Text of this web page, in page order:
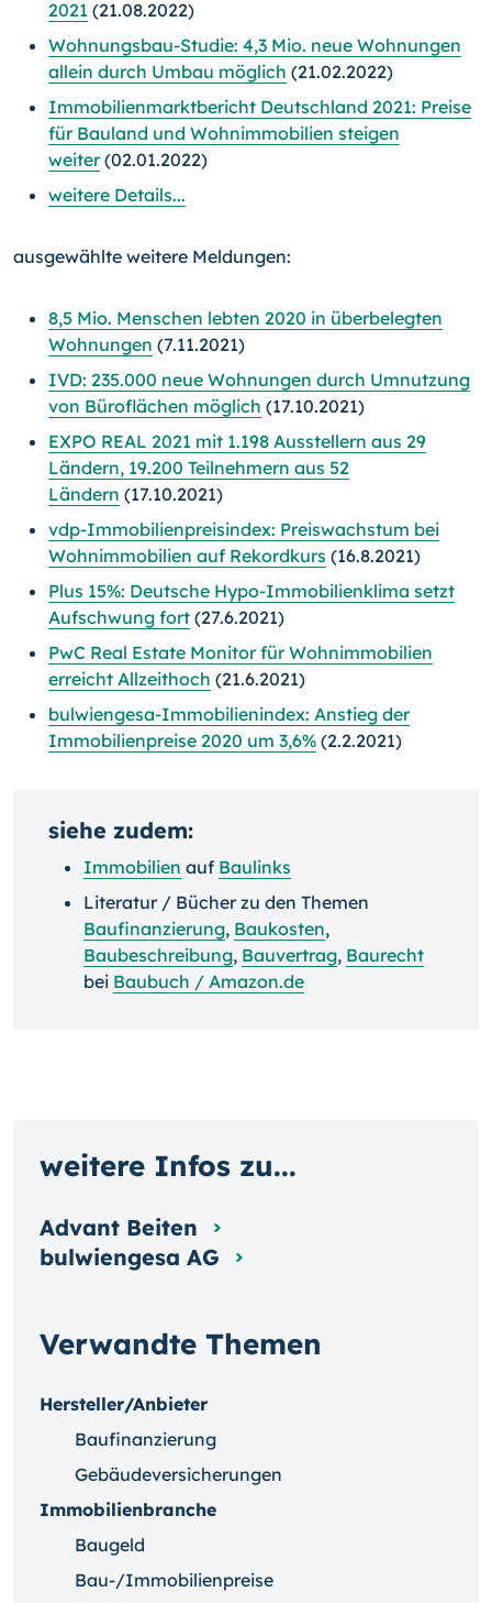
2021 (21.08.2022)
Wohnungsbau-Studie: 4,3 Mio. neue Wohnungen
allein durch Umbau möglich (21.02.2022)
Immobilienmarktbericht Deutschland 2021: Preise
für Bauland und Wohnimmobilien steigen
weiter(02.01.2022)
weitere Details...
ausgewählte weitere Meldungen:
8,5 Mio. Menschen lebten 2020 in überbelegten
Wohnungen (7.11.2021)
IVD: 235.000 neue Wohnungen durch Umnutzung
von Büroflächen möglich (17.10.2021)
EXPO REAL 2021 mit 1.198 Ausstellern aus 29
Ländern, 19.200 Teilnehmern aus 52
Ländern (17.10.2021)
vdp-Immobilienpreisindex: Preiswachstum bei
Wohnimmobilien auf Rekordkurs (16.8.2021)
Plus 15%: Deutsche Hypo-Immobilienklima setzt
Aufschwung fort (27.6.2021)
PwC Real Estate Monitor für Wohnimmobilien
erreicht Allzeithoch (21.6.2021)
bulwiengesa-Immobilienindex: Anstieg der
Immobilienpreise 2020 um 3,6% (2.2.2021)
siehe zudem:
Immobilien auf Baulinks
Literatur / Bücher zu den Themen
Baufinanzierung, Baukosten,
Baubeschreibung, Bauvertrag, Baurecht
bei Baubuch / Amazon.de
Verwandte Themen
Hersteller/Anbieter
Baufinanzierung
Gebäudeversicherungen
Immobilienbranche
Baugeld
Bau-/Immobilienpreise
weitere Infos zu...
Advant Beiten
bulwiengesa AG